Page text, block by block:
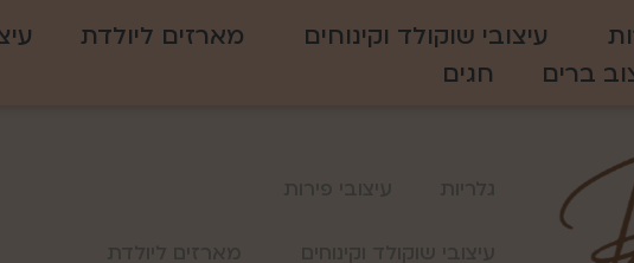
עיצובי שוקולד וקינוחים מארזים ליולדת
ברים חגים